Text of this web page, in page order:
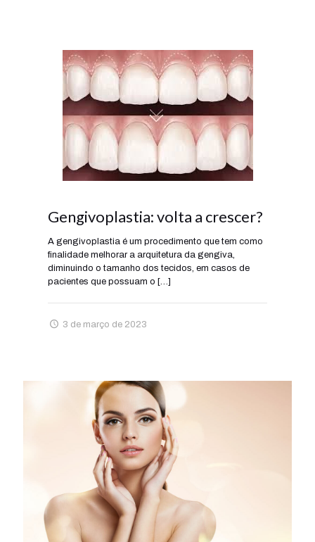
Gengivoplastia: volta a crescer?
A gengivoplastia é um procedimento que tem como
finalidade melhorar a arquitetura da gengiva,
diminuindo o tamanho dos tecidos, em casos de
pacientes que possuam o […]
3 de março de 2023